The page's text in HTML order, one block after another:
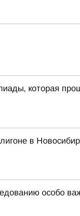
которая
в
особо